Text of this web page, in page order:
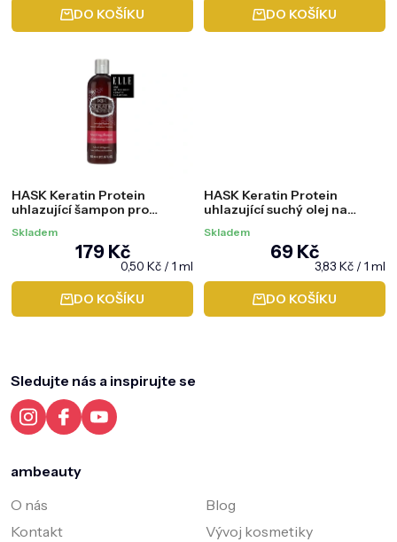
produktu
je
z
5
hvězdiček.
DO KOŠÍKU DO KOŠÍKU
HASK Keratin Protein
uhlazující šampon pro
zničené vlasy, 355 ml
Skladem
179 Kč
Měrná
cena:
0,50 Kč / 1 ml
DO KOŠÍKU
HASK Keratin Protein
uhlazující suchý olej na
Skladem
69 Kč
Měrná
cena:
3,83 Kč / 1 ml
DO KOŠÍKU
Sledujte nás a inspirujte se
ambeauty
O nás
Kontakt
Blog
Vývoj kosmetiky